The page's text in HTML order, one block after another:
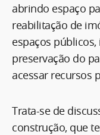
abrindo espaço
reabilitação de
espaços
preservação do
acessar recursos
Trata-se de
construção, que